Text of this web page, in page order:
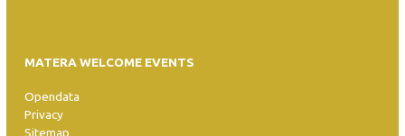
MATERA WELCOME EVENTS
Opendata
Privacy
Sitemap